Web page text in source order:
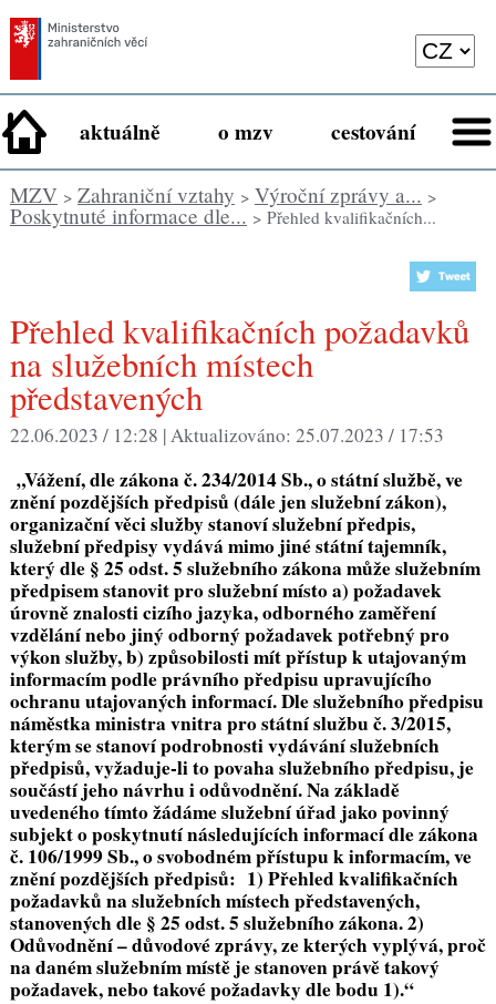
aktuálně o mzv cestování
MZV> Zahraniční vztahy > Výroční zprávy a... >
Poskytnuté informace dle... > Přehled kvalifikačních...
Přehled kvalifikačních požadavků
na služebních místech
představených
22.06.2023 / 12:28 |Aktualizováno: 25.07.2023 / 17:53
„Vážení, dle zákona č. 234/2014 Sb., o státní službě, ve
znění pozdějších předpisů (dále jen služební zákon),
organizační věci služby stanoví služební předpis,
služební předpisy vydává mimo jiné státní tajemník,
který dle § 25 odst. 5 služebního zákona může služebním
předpisem stanovit pro služební místo a) požadavek
úrovně znalosti cizího jazyka, odborného zaměření
vzdělání nebo jiný odborný požadavek potřebný pro
výkon služby, b) způsobilosti mít přístup k utajovaným
informacím podle právního předpisu upravujícího
ochranu utajovaných informací. Dle služebního předpisu
náměstka ministra vnitra pro státní službu č. 3/2015,
kterým se stanoví podrobnosti vydávání služebních
předpisů, vyžaduje-li to povaha služebního předpisu, je
součástí jeho návrhu i odůvodnění. Na základě
uvedeného tímto žádáme služební úřad jako povinný
subjekt o poskytnutí následujících informací dle zákona
č. 106/1999 Sb., o svobodném přístupu k informacím, ve
znění pozdějších předpisů: 1) Přehled kvalifikačních
požadavků na služebních místech představených,
stanovených dle § 25 odst. 5 služebního zákona. 2)
Odůvodnění – důvodové zprávy, ze kterých vyplývá, proč
na daném služebním místě je stanoven právě takový
požadavek, nebo takové požadavky dle bodu 1).“